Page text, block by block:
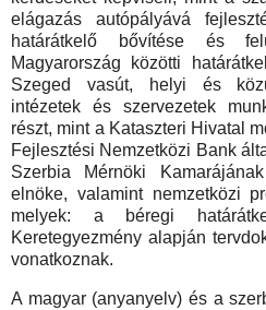
elágazás autópályává
határátkelő bővítése és
Magyarország közötti
Szeged vasút, helyi és
intézetek és szervezetek
részt, mint a Kataszteri Hivatal
Fejlesztési Nemzetközi Bank
Szerbia Mérnöki
elnöke, valamint nemzetközi
melyek: a béregi
Keretegyezmény alapján
vonatkoznak.
A magyar (anyanyelv) és a